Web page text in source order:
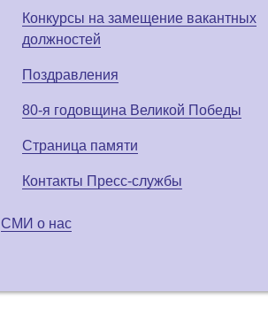
Конкурсы на замещение вакантных
должностей
Поздравления
80-я годовщина Великой Победы
Страница памяти
Контакты Пресс-службы
СМИ о нас